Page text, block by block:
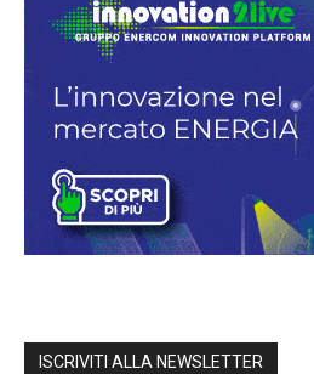
ISCRIVITI ALLA NEWSLETTER